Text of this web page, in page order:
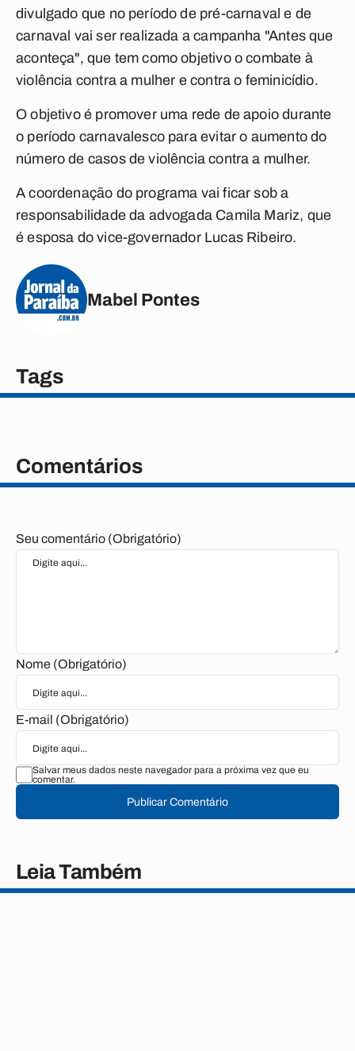
divulgado que no período de pré-carnaval e de
carnaval vai ser realizada a campanha "Antes que
aconteça", que tem como objetivo o combate à
violência contra a mulher e contra o feminicídio.
O objetivo é promover uma rede de apoio durante
o período carnavalesco para evitar o aumento do
número de casos de violência contra a mulher.
A coordenação do programa vai ficar sob a
responsabilidade da advogada Camila Mariz, que
é esposa do vice-governador Lucas Ribeiro.
Mabel Pontes
Tags
Comentários
Seu comentário (Obrigatório)
Nome (Obrigatório)
E-mail (Obrigatório)
Salvar meus dados neste navegador para a próxima vez que eu
comentar.
Publicar Comentário
Leia Também